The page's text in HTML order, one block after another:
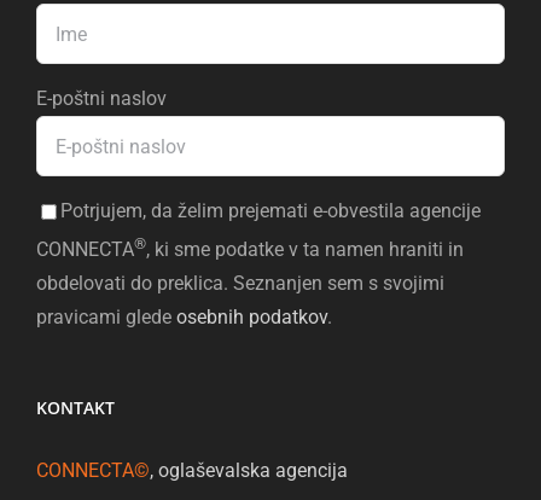
E-poštni naslov
Potrjujem, da želim prejemati e-obvestila agencije
CONNECTA®, ki sme podatke v ta namen hraniti in
obdelovati do preklica. Seznanjen sem s svojimi
pravicami glede osebnih podatkov.
KONTAKT
CONNECTA©, oglaševalska agencija